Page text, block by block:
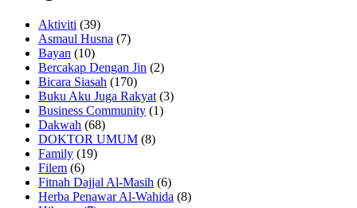
Aktiviti (39)
Asmaul Husna (7)
Bayan (10)
Bercakap Dengan Jin (2)
Bicara Siasah (170)
Buku Aku Juga Rakyat (3)
Business Community (1)
Dakwah (68)
DOKTOR UMUM (8)
Family (19)
Filem (6)
Fitnah Dajjal Al-Masih (6)
Herba Penawar Al-Wahida (8)